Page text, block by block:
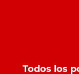
Todos los